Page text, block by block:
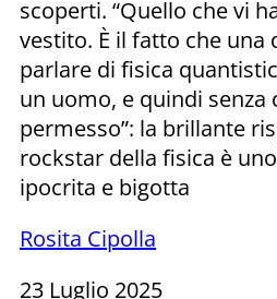
scoperti. “Quello che vi
vestito. È il fatto che una
parlare di fisica
un uomo, e quindi senza
permesso”: la brillante
rockstar della fisica è
ipocrita e bigotta
Rosita Cipolla
23 Luglio 2025